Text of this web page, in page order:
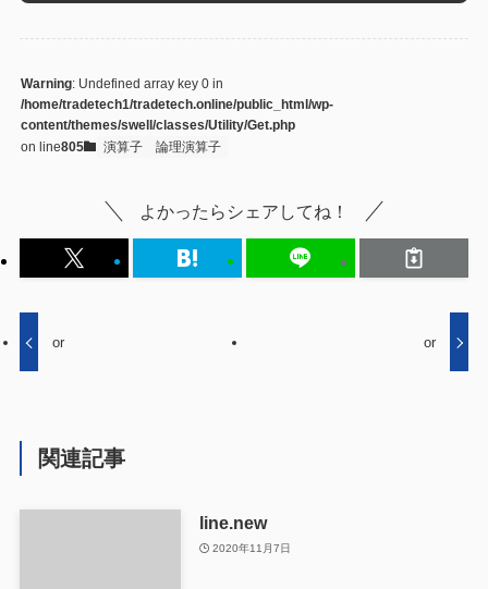
Warning: Undefined array key 0 in
/home/tradetech1/tradetech.online/public_html/wp-
content/themes/swell/classes/Utility/Get.php
on line805 演算子 論理演算子
よかったらシェアしてね！
or or
関連記事
line.new
2020年11月7日